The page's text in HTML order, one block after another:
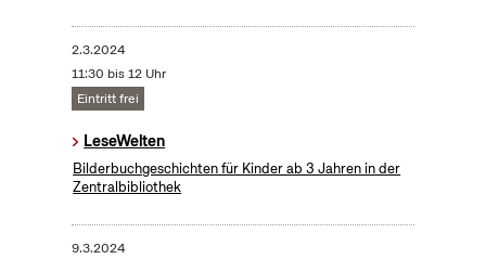
2.3.2024
11:30 bis 12 Uhr
Eintritt frei
LeseWelten
Bilderbuchgeschichten für Kinder ab 3 Jahren in der
Zentralbibliothek
9.3.2024